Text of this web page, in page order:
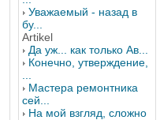
Уважаемый - назад в
бу...
Artikel
Да уж... как только Ав...
Конечно, утверждение,
Мастера ремонтника
сей...
На мой взгляд, сложно